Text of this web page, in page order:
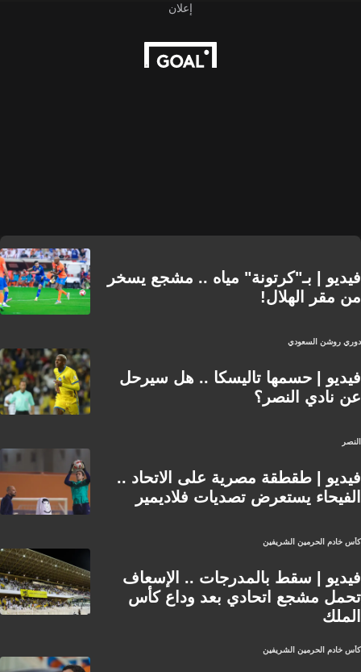
فيديو | بـ"كرتونة" مياه .. مشجع يسخر
من مقر الهلال!
دوري روشن السعودي
فيديو | حسمها تاليسكا .. هل سيرحل
عن نادي النصر؟
النصر
فيديو | طقطقة مصرية على الاتحاد ..
الفيحاء يستعرض تصديات فلاديمير
كأس خادم الحرمين الشريفين
فيديو | سقط بالمدرجات .. الإسعاف
تحمل مشجع اتحادي بعد وداع كأس
الملك
كأس خادم الحرمين الشريفين